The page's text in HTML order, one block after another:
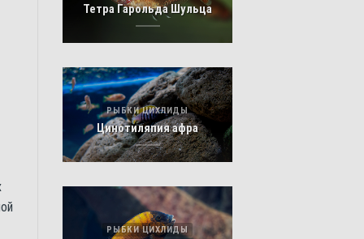
Тетра Гарольда Шульца
РЫБКИ ЦИХЛИДЫ
Цинотиляпия афра
РЫБКИ ЦИХЛИДЫ